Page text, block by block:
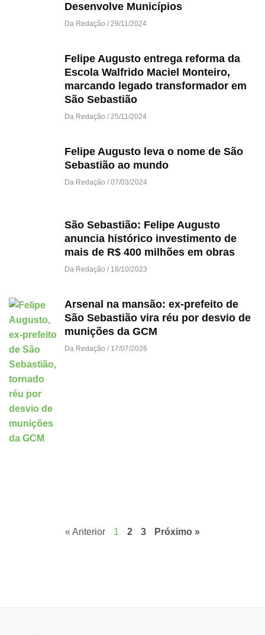
Desenvolve Municípios
Da Redação 29/11/2024
Felipe Augusto entrega reforma da
Escola Walfrido Maciel Monteiro,
marcando legado transformador em
São Sebastião
Da Redação 25/11/2024
Felipe Augusto leva o nome de São
Sebastião ao mundo
Da Redação 07/03/2024
São Sebastião: Felipe Augusto
anuncia histórico investimento de
mais de R$ 400 milhões em obras
Da Redação 18/10/2023
Arsenal na mansão: ex-prefeito de
São Sebastião vira réu por desvio de
munições da GCM
Da Redação 17/07/2026
« Anterior 1 2 3 Próximo »